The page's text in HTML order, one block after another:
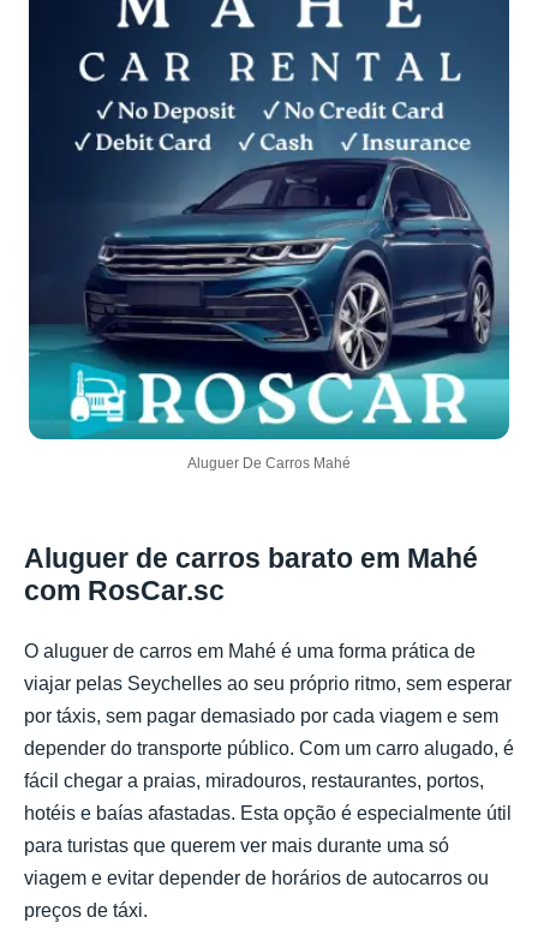
Aluguer De Carros Mahé
Aluguer de carros barato em Mahé
com RosCar.sc
O aluguer de carros em Mahé é uma forma prática de
viajar pelas Seychelles ao seu próprio ritmo, sem esperar
por táxis, sem pagar demasiado por cada viagem e sem
depender do transporte público. Com um carro alugado, é
fácil chegar a praias, miradouros, restaurantes, portos,
hotéis e baías afastadas. Esta opção é especialmente útil
para turistas que querem ver mais durante uma só
viagem e evitar depender de horários de autocarros ou
preços de táxi.